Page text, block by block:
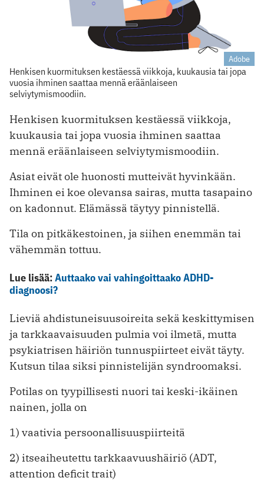
Adobe
Henkisen kuormituksen kestäessä viikkoja, kuukausia tai jopa
vuosia ihminen saattaa mennä eräänlaiseen
selviytymismoodiin.
Henkisen kuormituksen kestäessä viikkoja,
kuukausia tai jopa vuosia ihminen saattaa
mennä eräänlaiseen selviytymismoodiin.
Asiat eivät ole huonosti mutteivät hyvinkään.
Ihminen ei koe olevansa sairas, mutta tasapaino
on kadonnut. Elämässä täytyy pinnistellä.
Tila on pitkäkestoinen, ja siihen enemmän tai
vähemmän tottuu.
Lue lisää:Auttaako vai vahingoittaako ADHD-
diagnoosi?
Lieviä ahdistuneisuusoireita sekä keskittymisen
ja tarkkaavaisuuden pulmia voi ilmetä, mutta
psykiatrisen häiriön tunnuspiirteet eivät täyty.
Kutsun tilaa siksi pinnistelijän syndroomaksi.
Potilas on tyypillisesti nuori tai keski-ikäinen
nainen, jolla on
1) vaativia persoonallisuuspiirteitä
2) itseaiheutettu tarkkaavuushäiriö (ADT,
attention deficit trait)